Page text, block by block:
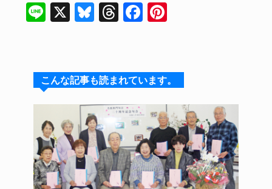
Li
X
Bl
s
k
y
T
a
d
s
F
e
b
o
o
k
e
st
こんな記事も読まれています。